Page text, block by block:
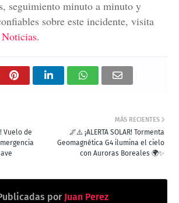
seguimiento minuto a minuto y
sobre este incidente, visita
.
MÁS RECIENTES
🌌⚠️ ¡ALERTA SOLAR! Tormenta
Geomagnética G4 ilumina el cielo
con Auroras Boreales 🌍✨
Vuelo de
por Juan Perez